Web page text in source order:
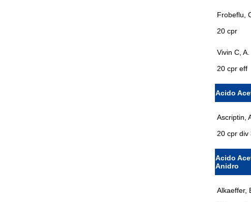
Frobeflu,
20 cpr
Vivin C,
20 cpr eff
Acido
Ascriptin,
20 cpr div
Acido
Anidro
Alkaeffer,